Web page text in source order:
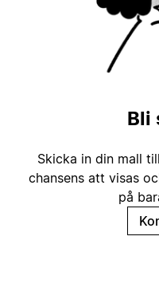
Bli
Skicka in din mall
chansens att visas
på